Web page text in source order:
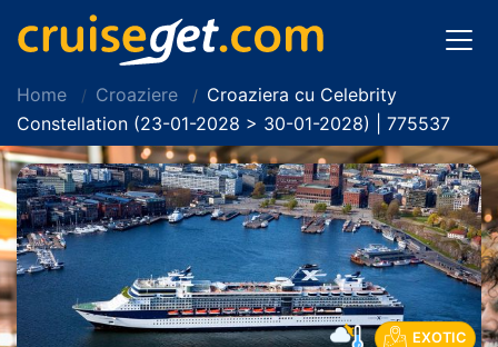
Home Croaziere
Croaziera cu Celebrity
Constellation (23-01-2028 > 30-01-2028) | 775537
EXOTIC